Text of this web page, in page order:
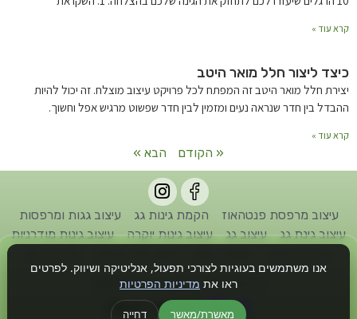
אנו משתמשים בעוגיות לצורכי תפעול, אנליטיקה ושיווק. לפרטים
ראו את מדיניות הפרטיות
מאשרת/מאשר דחייה
קרא עוד »
כיצד ליצור חלל מואר היטב
יצירת חלל מואר היטב זה המפתח לכל פרויקט עיצוב מוצלח. זה יכול להיות
ההבדל בין חדר שנראה נעים ומזמין לבין חדר שפשוט מרגיש אפל וחשוך.
קרא עוד »
« הקודם הבא »
עיצוב מרפסת פנטהאוז הקמת גינות גג
עיצוב גגות ומרפסות
עיצוב גינת גג
עיצוב גג עיצוב גינות יוקרה
עיצוב גינות מודרניות
כל הזכויות שמורות לחברת גן דיזיין © 2022